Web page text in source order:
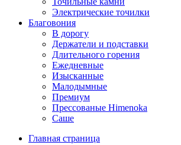
Электрические точилки
Благовония
В дорогу
Держатели и подставки
Длительного горения
Ежедневные
Изысканные
Малодымные
Премиум
Прессованые Himenoka
Саше
Главная страница